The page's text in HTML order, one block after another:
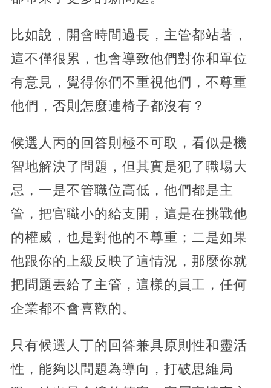
比如說，開會時間過長，主管都站著，
這不僅很累，也會導致他們對你和單位
有意見，覺得你們不重視他們，不尊重
他們，否則怎麼連椅子都沒有？
候選人丙的回答則極不可取，看似是機
智地解決了問題，但其實是犯了職場大
忌，一是不管職位高低，他們都是主
管，把官職小的給支開，這是在挑戰他
的權威，也是對他的不尊重；二是如果
他跟你的上級反映了這情況，那麼你就
把問題丟給了主管，這樣的員工，任何
企業都不會喜歡的。
只有候選人丁的回答兼具原則性和靈活
性，能夠以問題為導向，打破思維局